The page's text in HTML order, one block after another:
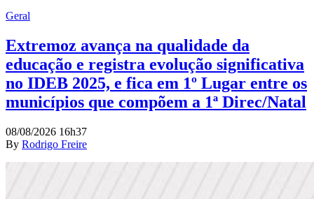
Geral
Extremoz avança na qualidade da
educação e registra evolução significativa
no IDEB 2025, e fica em 1º Lugar entre os
municípios que compõem a 1ª Direc/Natal
08/08/2026 16h37
By Rodrigo Freire